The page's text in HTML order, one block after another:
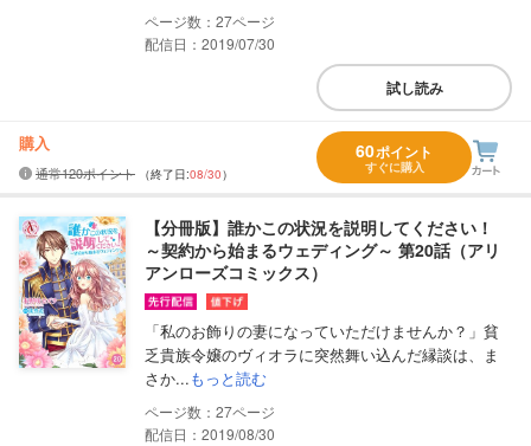
27
配信日：2019/07/30
試し読み
購入
通常120ポイント （終了日:08/30）
60ポイント
すぐに購入
【分冊版】誰かこの状況を説明してください！
～契約から始まるウェディング～ 第20話（アリ
アンローズコミックス）
「私のお飾りの妻になっていただけませんか？」貧
乏貴族令嬢のヴィオラに突然舞い込んだ縁談は、ま
さか...もっと読む
27
配信日：2019/08/30